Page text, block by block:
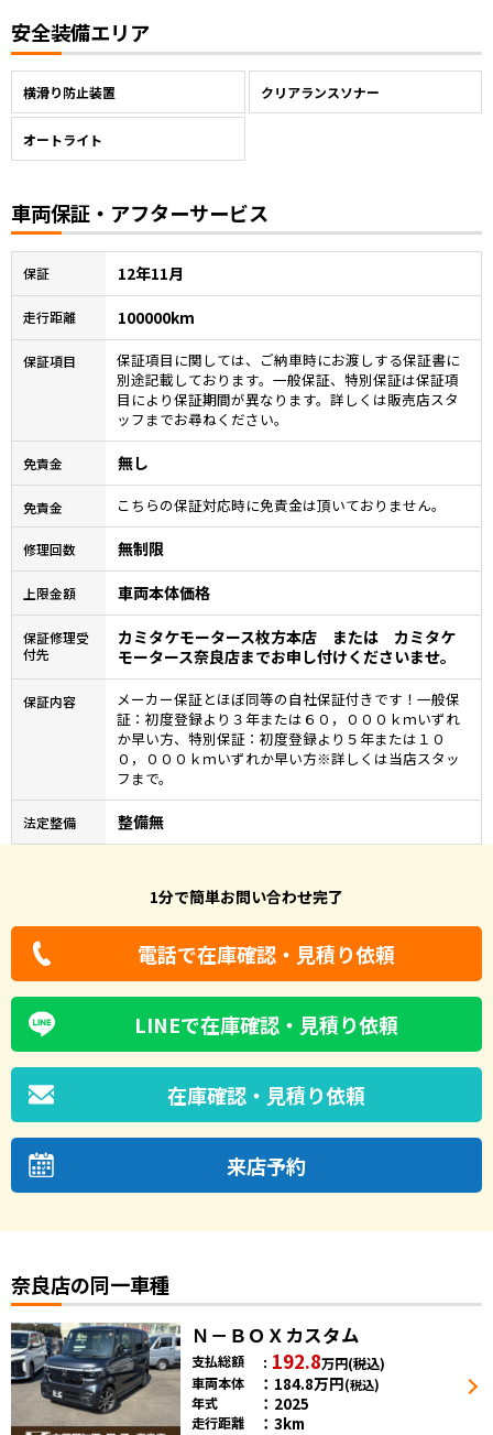
安全装備エリア
横滑り防止装置 クリアランスソナー
オートライト
車両保証・アフターサービス
保証 12年11月
走行距離 100000km
保証項目
保証項目に関しては、ご納車時にお渡しする保証書に
別途記載しております。一般保証、特別保証は保証項
目により保証期間が異なります。詳しくは販売店スタ
ッフまでお尋ねください。
免責金 無し
免責金 こちらの保証対応時に免責金は頂いておりません。
修理回数 無制限
上限金額 車両本体価格
保証修理受
付先
カミタケモータース枚方本店 または カミタケ
モータース奈良店までお申し付けくださいませ。
保証内容
メーカー保証とほぼ同等の自社保証付きです！一般保
証：初度登録より３年または６０，０００ｋｍいずれ
か早い方、特別保証：初度登録より５年または１０
０，０００ｋｍいずれか早い方※詳しくは当店スタッ
フまで。
法定整備 整備無
1分で簡単お問い合わせ完了
電話で在庫確認・見積り依頼
LINEで在庫確認・見積り依頼
在庫確認・見積り依頼
来店予約
奈良店の同一車種
Ｎ－ＢＯＸカスタム
支払総額 192.8万円(税込)
車両本体
184.8万円(税込)
年式 2025
走行距離 3km